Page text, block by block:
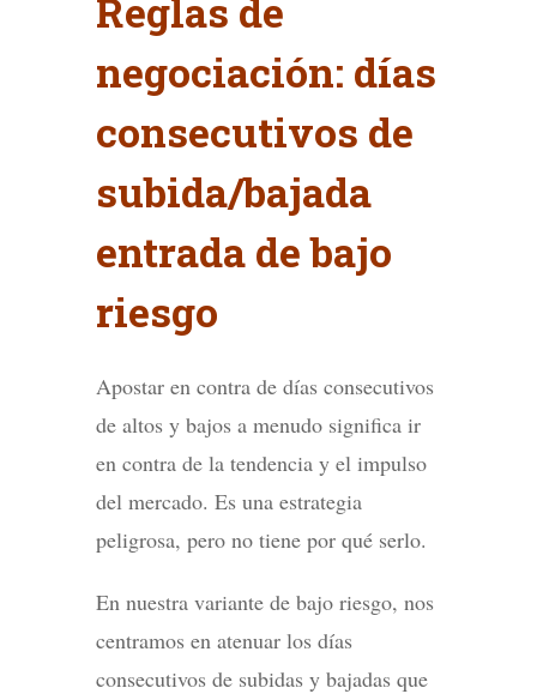
Reglas de
negociación: días
consecutivos de
subida/bajada
entrada de bajo
riesgo
Apostar en contra de días consecutivos
de altos y bajos a menudo significa ir
en contra de la tendencia y el impulso
del mercado. Es una estrategia
peligrosa, pero no tiene por qué serlo.
En nuestra variante de bajo riesgo, nos
centramos en atenuar los días
consecutivos de subidas y bajadas que